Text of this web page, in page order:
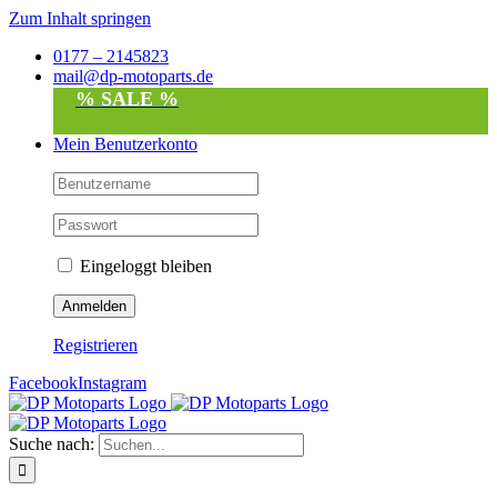
Zum Inhalt springen
0177 – 2145823
mail@dp-motoparts.de
% SALE %
Mein Benutzerkonto
Eingeloggt bleiben
Registrieren
FacebookInstagram
Suche nach: